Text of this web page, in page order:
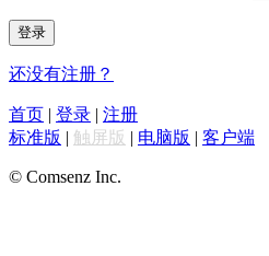
登录
还没有注册？
首页 | 登录 | 注册
标准版 | 触屏版 | 电脑版 | 客户端
© Comsenz Inc.